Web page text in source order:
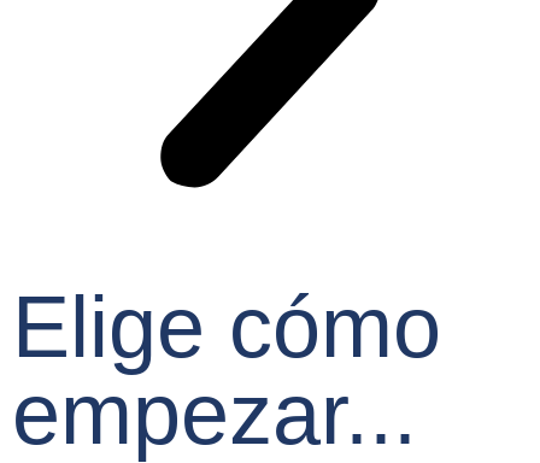
Elige cómo
empezar...